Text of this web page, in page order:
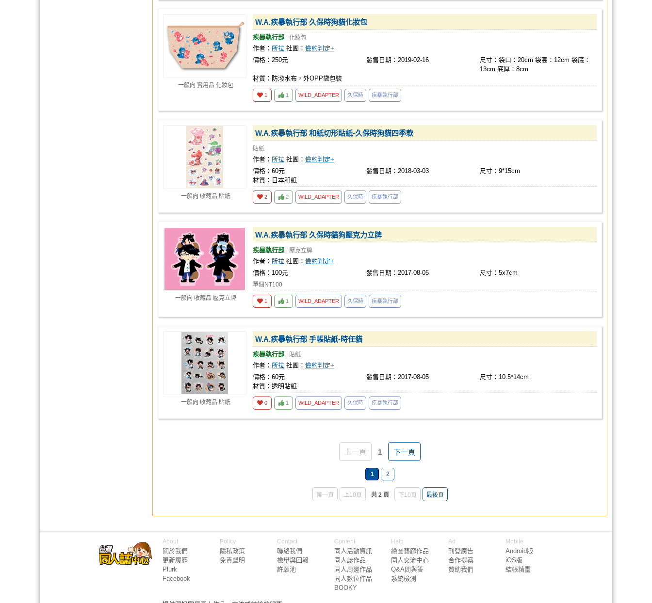
一般向 實用品 化妝包
W.A.疾暴執行部 久保時狗貓化妝包
疾暴執行部 化妝包
作者： 所拉 社團： 儉約判定+
價格：250元
發售日期：2019-02-16
尺寸：袋口：20cm 袋高：12cm 袋底：
13cm 底厚：8cm
材質：防潑水布，外OPP袋包裝
1 1 WILD ADAPTER 久保時 疾暴執行部
一般向 收藏品 貼紙
W.A.疾暴執行部 和紙切形貼紙-久保時狗貓四季款
貼紙
作者： 所拉 社團： 儉約判定+
價格：60元
發售日期：2018-03-03
尺寸：9*15cm
材質：日本和紙
2 2 WILD ADAPTER 久保時 疾暴執行部
一般向 收藏品 壓克立牌
W.A.疾暴執行部 久保時貓狗壓克力立牌
疾暴執行部 壓克立牌
作者： 所拉 社團： 儉約判定+
價格：100元
發售日期：2017-08-05 尺寸：5x7cm
單個NT100
1 1 WILD ADAPTER 久保時 疾暴執行部
一般向 收藏品 貼紙
W.A.疾暴執行部 手帳貼紙-時任貓
疾暴執行部 貼紙
作者： 所拉 社團： 儉約判定+
價格：60元
發售日期：2017-08-05
尺寸：10.5*14cm
材質：透明貼紙
0 1 WILD ADAPTER 久保時 疾暴執行部
上一頁 1 下一頁
1 2
第一頁 上10頁 共 2 頁 下10頁 最後頁
About
關於我們
更新履歷
Plurk
Facebook
Policy
隱私政策
免責聲明
Contact
聯絡我們
檢舉與回報
許願池
Content
同人活動資訊
同人誌作品
同人周邊作品
同人數位作品
BOOKY
Help
繪圖藝廊作品
同人交流中心
Q&A問與答
系統檢測
Ad
刊登廣告
合作提案
贊助我們
Mobile
Android版
iOS版
結帳精靈